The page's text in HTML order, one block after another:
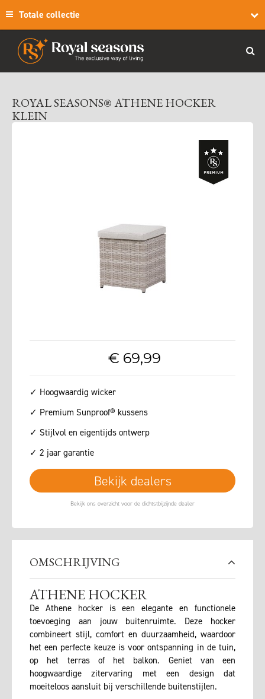
Totale collectie
ROYAL SEASONS® ATHENE HOCKER
KLEIN
€ 69,99
✓ Hoogwaardig wicker
✓ Premium Sunproof® kussens
✓ Stijlvol en eigentijds ontwerp
✓ 2 jaar garantie
Bekijk dealers
OMSCHRIJVING
ATHENE HOCKER
De Athene hocker is een elegante en functionele
toevoeging aan jouw buitenruimte. Deze hocker
combineert stijl, comfort en duurzaamheid, waardoor
het een perfecte keuze is voor ontspanning in de tuin,
op het terras of het balkon. Geniet van een
hoogwaardige zitervaring met een design dat
moeiteloos aansluit bij verschillende buitenstijlen.